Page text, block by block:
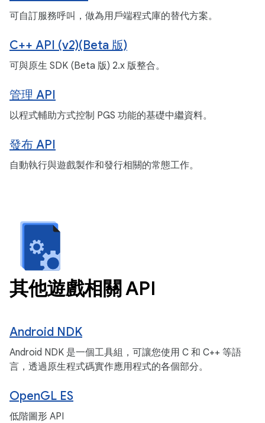
可自訂服務呼叫，做為用戶端程式庫的替代方案。
C++ API (v2)(Beta 版)
可與原生 SDK (Beta 版) 2.x 版整合。
管理 API
以程式輔助方式控制 PGS 功能的基礎中繼資料。
發布 API
自動執行與遊戲製作和發行相關的常態工作。
其他遊戲相關 API
Android NDK
Android NDK 是一個工具組，可讓您使用 C 和 C++ 等語
言，透過原生程式碼實作應用程式的各個部分。
OpenGL ES
低階圖形 API